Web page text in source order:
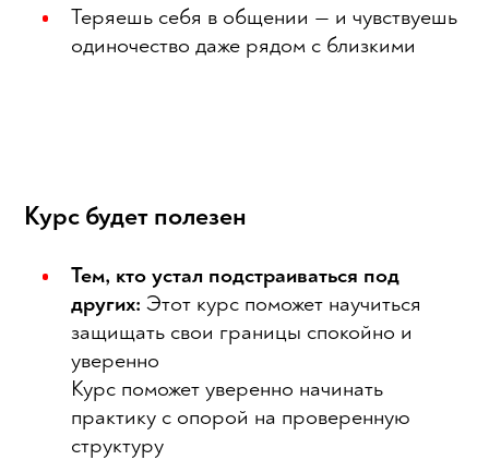
Теряешь себя в общении — и чувствуешь
одиночество даже рядом с близкими
Курс будет полезен
Тем, кто устал подстраиваться под
других: Этот курс поможет научиться
защищать свои границы спокойно и
уверенно
Курс поможет уверенно начинать
практику с опорой на проверенную
структуру